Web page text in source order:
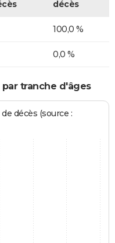
décès
100,0 %
0,0 %
tranche d'âges
décès (source :